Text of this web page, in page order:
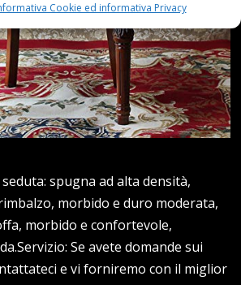
Cookie ed informativa Privacy
spugna ad alta densità,
morbido e duro moderata,
morbido e confortevole,
Se avete domande sui
e vi forniremo con il miglior